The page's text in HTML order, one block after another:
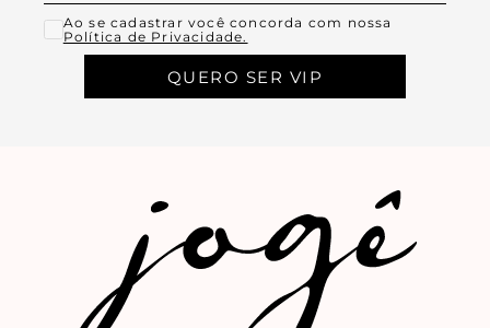
Ao se cadastrar você concorda com nossa
Política de Privacidade.
QUERO SER VIP